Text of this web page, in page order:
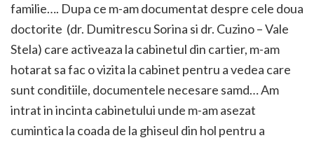
familie…. Dupa ce m-am documentat despre cele doua
doctorite (dr. Dumitrescu Sorina si dr. Cuzino – Vale
Stela) care activeaza la cabinetul din cartier, m-am
hotarat sa fac o vizita la cabinet pentru a vedea care
sunt conditiile, documentele necesare samd… Am
intrat in incinta cabinetului unde m-am asezat
cumintica la coada de la ghiseul din hol pentru a